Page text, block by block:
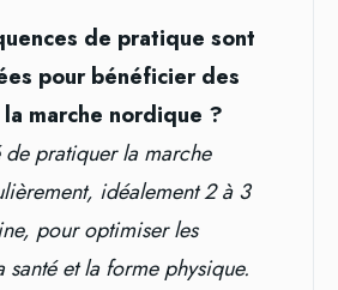
de pratique sont
pour bénéficier des
marche nordique ?
de pratiquer la marche
idéalement 2 à 3
pour optimiser les
santé et la forme physique.